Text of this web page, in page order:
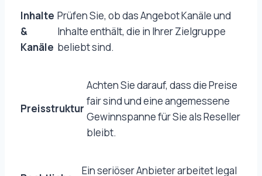
Inhalte
&
Kanäle
Prüfen Sie, ob das Angebot Kanäle und
Inhalte enthält, die in Ihrer Zielgruppe
beliebt sind.
Preisstruktur
Achten Sie darauf, dass die Preise
fair sind und eine angemessene
Gewinnspanne für Sie als Reseller
bleibt.
Ein seriöser Anbieter arbeitet legal